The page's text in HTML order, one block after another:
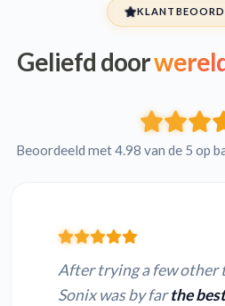
Geliefd door
Beoordeeld met 4.98 van de 5 op
After trying a few other
Sonix was by farthe